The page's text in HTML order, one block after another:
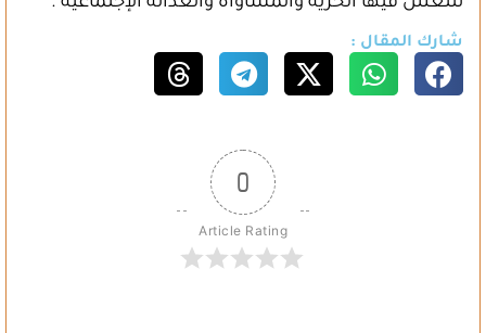
شارك المقال :
0
Article Rating